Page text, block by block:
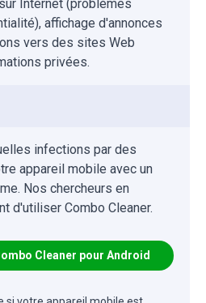
Internet (problèmes
affichage d'annonces
vers des sites Web
privées.
infections par des
appareil mobile avec un
Nos chercheurs en
d'utiliser Combo Cleaner.
Cleaner pour Android